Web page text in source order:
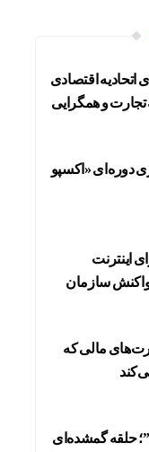
اتحادیه اقتصادی
تجارت و همگرایی
دوره‌ای «اکسپو
ضریب ۲.۷ برای اینترنت
سازمان
مالی که
حلقه گمشده‌ای